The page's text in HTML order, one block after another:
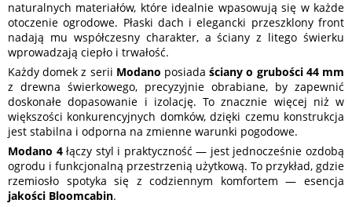
naturalnych materiałów, które idealnie wpasowują się w każde
otoczenie ogrodowe. Płaski dach i elegancki przeszklony front
nadają mu współczesny charakter, a ściany z litego świerku
wprowadzają ciepło i trwałość.
Każdy domek z serii Modano posiadaściany o grubości 44 mm
z drewna świerkowego, precyzyjnie obrabiane, by zapewnić
doskonałe dopasowanie i izolację. To znacznie więcej niż w
większości konkurencyjnych domków, dzięki czemu konstrukcja
jest stabilna i odporna na zmienne warunki pogodowe.
Modano 4łączy styl i praktyczność — jest jednocześnie ozdobą
ogrodu i funkcjonalną przestrzenią użytkową. To przykład, gdzie
rzemiosło spotyka się z codziennym komfortem — esencja
jakości Bloomcabin.